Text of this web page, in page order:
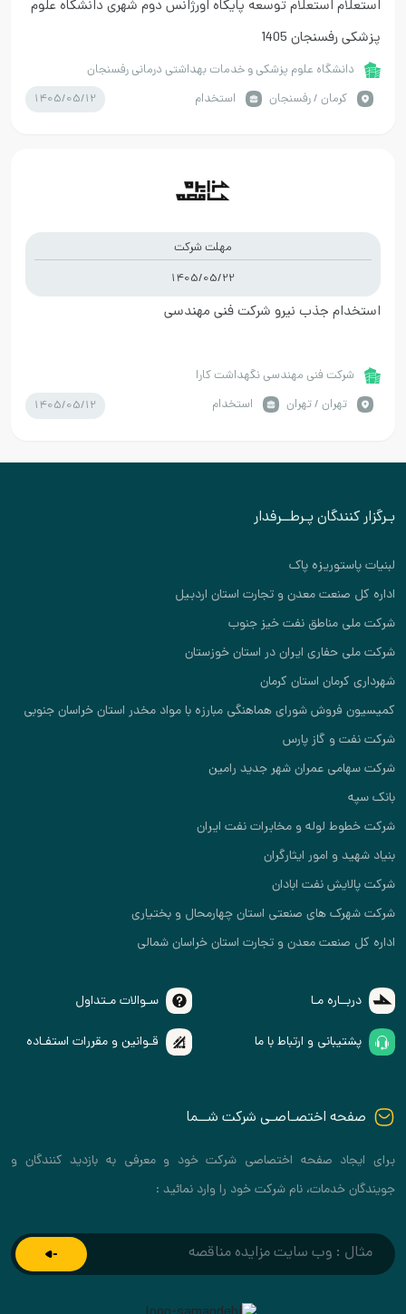
استعلام استعلام توسعه پایگاه اورژانس دوم شهری دانشگاه علوم
پزشکی رفسنجان 1405
دانشگاه علوم پزشکی و خدمات بهداشتی درمانی رفسنجان
كرمان / رفسنجان
استخدام 1405/05/12
مهلت شرکت
1405/05/22
استخدام جذب نیرو شرکت فنی مهندسی
شرکت فنی مهندسی نگهداشت کارا
تهران / تهران
استخدام 1405/05/12
بـرگزار کنندگان پـرطــرفدار
لبنیات پاستوریزه پاک
اداره کل صنعت معدن و تجارت استان اردبیل
شرکت ملی مناطق نفت خیز جنوب
شرکت ملی حفاری ایران در استان خوزستان
شهرداری کرمان استان کرمان
کمیسیون فروش شورای هماهنگی مبارزه با مواد مخدر استان خراسان جنوبی
شرکت نفت و گاز پارس
شرکت سهامی عمران شهر جدید رامین
بانک سپه
شرکت خطوط لوله و مخابرات نفت ایران
بنیاد شهید و امور ایثارگران
شرکت پالایش نفت ابادان
شرکت شهرک های صنعتی استان چهارمحال و بختیاری
اداره کل صنعت معدن و تجارت استان خراسان شمالی
دربــاره مـا سـوالات مـتداول
پشتیبانی و ارتباط با ما قـوانین و مقررات استفـاده
صفحه اختصـاصـی شرکت شــما
برای ایجاد صفحه اختصاصی شرکت خود و معرفی به بازدید کنندگان و
جویندگان خدمات، نام شرکت خود را وارد نمائید :